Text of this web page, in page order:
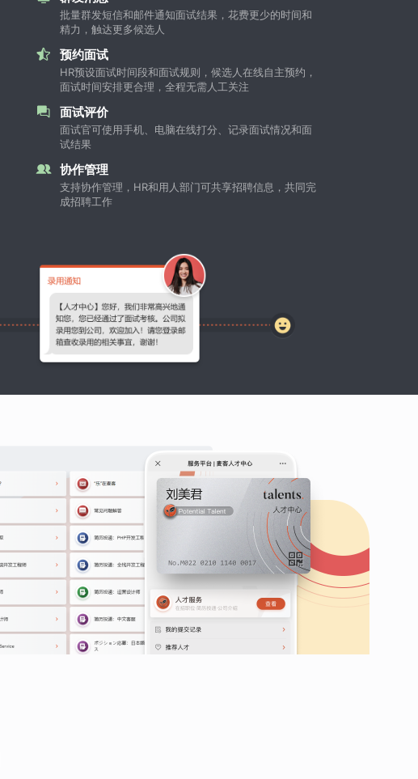
批量群发短信和邮件通知面试结果，花费更少的时间和
精力，触达更多候选人
预约面试
HR预设面试时间段和面试规则，候选人在线自主预约，
面试时间安排更合理，全程无需人工关注
面试评价
面试官可使用手机、电脑在线打分、记录面试情况和面
试结果
协作管理
支持协作管理，HR和用人部门可共享招聘信息，共同完
成招聘工作